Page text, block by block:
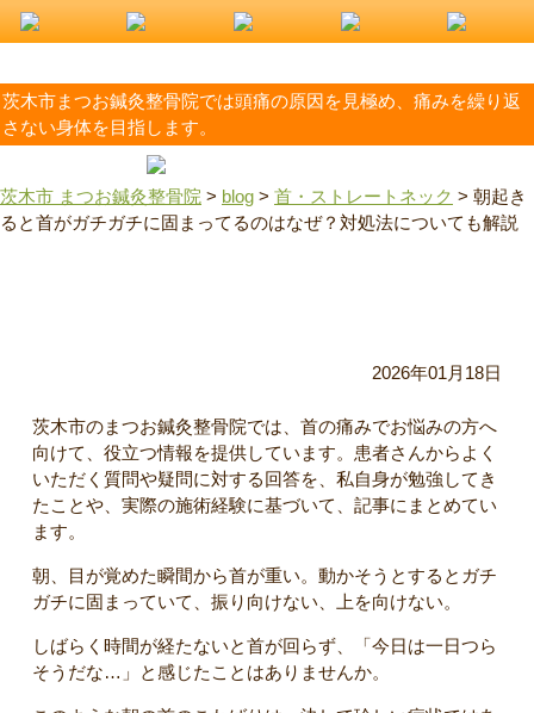
茨木市まつお鍼灸整骨院では頭痛の原因を見極め、痛みを繰り返
さない身体を目指します。
茨木市 まつお鍼灸整骨院 > blog > 首・ストレートネック > 朝起き
ると首がガチガチに固まってるのはなぜ？対処法についても解説
2026年01月18日
茨木市のまつお鍼灸整骨院では、首の痛みでお悩みの方へ
向けて、役立つ情報を提供しています。患者さんからよく
いただく質問や疑問に対する回答を、私自身が勉強してき
たことや、実際の施術経験に基づいて、記事にまとめてい
ます。
朝、目が覚めた瞬間から首が重い。動かそうとするとガチ
ガチに固まっていて、振り向けない、上を向けない。
しばらく時間が経たないと首が回らず、「今日は一日つら
そうだな…」と感じたことはありませんか。